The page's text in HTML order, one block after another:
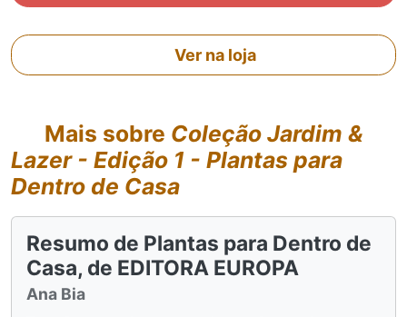
Ver na loja
Mais sobre Coleção Jardim &
Lazer - Edição 1 - Plantas para
Dentro de Casa
Resumo de Plantas para Dentro de
Casa, de EDITORA EUROPA
Ana Bia